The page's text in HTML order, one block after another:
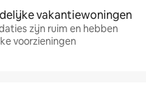
vakantiewoningen
zijn ruim en hebben
voorzieningen